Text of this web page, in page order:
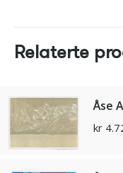
Relaterte
Åse
kr